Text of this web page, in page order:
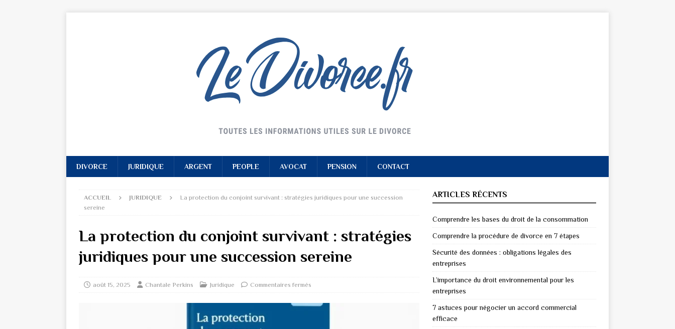
DIVORCE JURIDIQUE ARGENT PEOPLE AVOCAT PENSION CONTACT
ACCUEIL JURIDIQUE
La protection du conjoint survivant : stratégies juridiques pour une succession
sereine
La protection du conjoint survivant : stratégies
juridiques pour une succession sereine
août 15, 2025 Chantale Perkins Juridique Commentaires fermés
ARTICLES RÉCENTS
Comprendre les bases du droit de la consommation
Comprendre la procédure de divorce en 7 étapes
Sécurité des données : obligations légales des
entreprises
L’importance du droit environnemental pour les
entreprises
7 astuces pour négocier un accord commercial
efficace